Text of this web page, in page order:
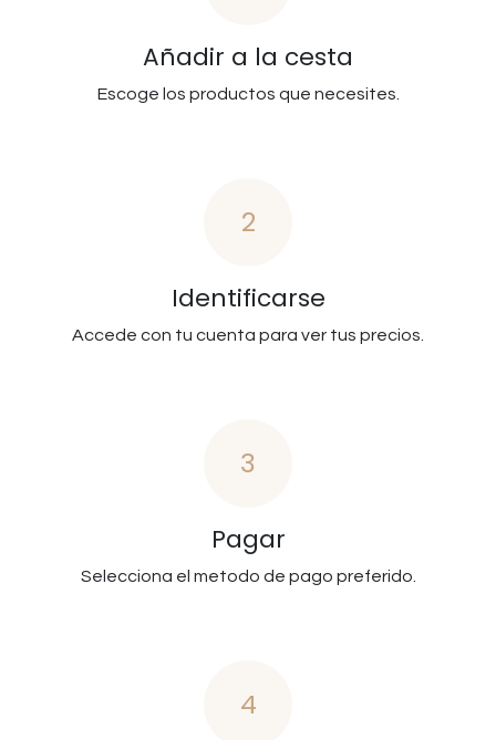
Añadir a la cesta
Escoge los productos que necesites.
2
Identificarse
Accede con tu cuenta para ver tus precios.
3
Pagar
Selecciona el metodo de pago preferido.
4